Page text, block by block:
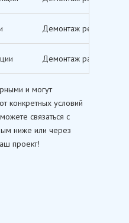
Демонтаж рекламных
Демонтаж различных
и могут
конкретных условий
связаться с
ниже или через
проект!